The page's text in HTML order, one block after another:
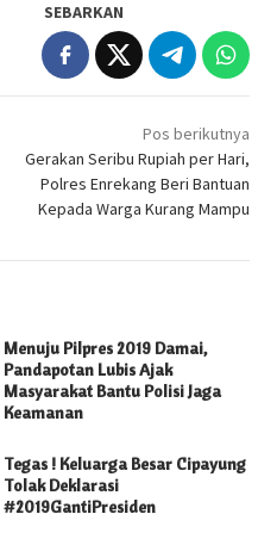
SEBARKAN
Pos berikutnya
Gerakan Seribu Rupiah per Hari,
Polres Enrekang Beri Bantuan
Kepada Warga Kurang Mampu
Menuju Pilpres 2019 Damai,
Pandapotan Lubis Ajak
Masyarakat Bantu Polisi Jaga
Keamanan
Tegas ! Keluarga Besar Cipayung
Tolak Deklarasi
#2019GantiPresiden